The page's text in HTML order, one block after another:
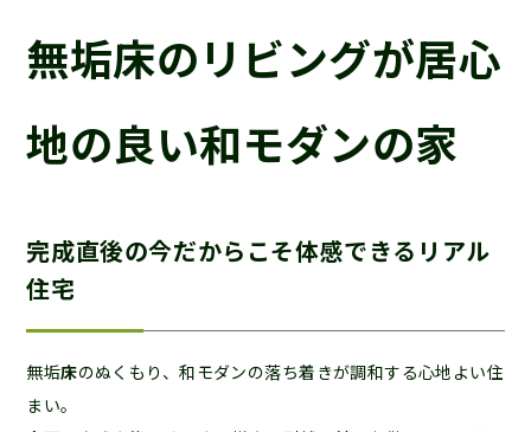
無垢床のリビングが居心
地の良い和モダンの家
完成直後の今だからこそ体感できるリアル
住宅
無垢床のぬくもり、和モダンの落ち着きが調和する心地よい住
まい。